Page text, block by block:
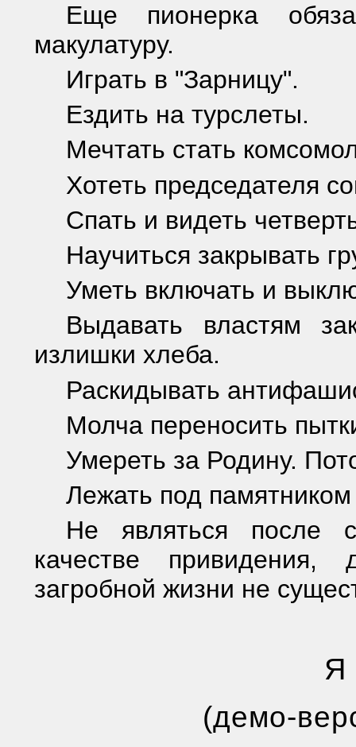
Еще пионерка
макулатуру.
Играть в "Зарницу".
Ездить на турслеты.
Мечтать стать
Хотеть председателя
Спать и видеть
Научиться закрывать
Уметь включать и
Выдавать властям
излишки хлеба.
Раскидывать
Молча переносить
Умереть за Родину.
Лежать под
Не являться после
качестве
загробной жизни не
Я
(демо-